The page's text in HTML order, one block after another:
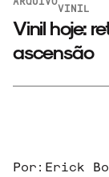
VINIL
Vinil hoje:
ascensão
Por: Erick